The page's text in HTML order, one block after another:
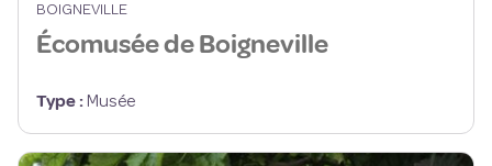
BOIGNEVILLE
Écomusée de Boigneville
Type : Musée